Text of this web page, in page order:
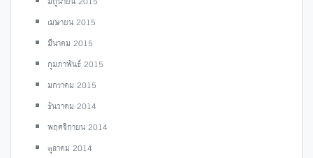
เมษายน 2015
มีนาคม 2015
กุมภาพันธ์ 2015
มกราคม 2015
ธันวาคม 2014
พฤศจิกายน 2014
ตุลาคม 2014